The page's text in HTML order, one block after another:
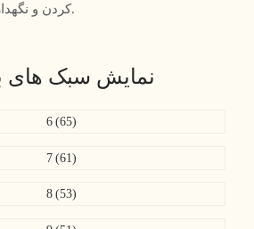
کردن و نگهداری آن را آسان می کند.
نمایش سبک های